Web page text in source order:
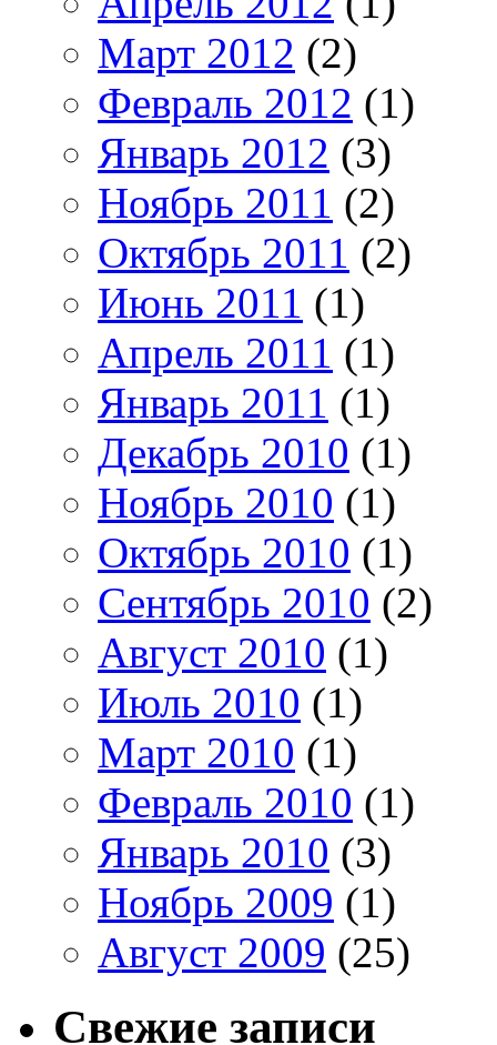
Март 2012 (2)
Февраль 2012 (1)
Январь 2012 (3)
Ноябрь 2011 (2)
Октябрь 2011 (2)
Июнь 2011 (1)
Апрель 2011 (1)
Январь 2011 (1)
Декабрь 2010 (1)
Ноябрь 2010 (1)
Октябрь 2010 (1)
Сентябрь 2010 (2)
Август 2010 (1)
Июль 2010 (1)
Март 2010 (1)
Февраль 2010 (1)
Январь 2010 (3)
Ноябрь 2009 (1)
Август 2009 (25)
Свежие записи